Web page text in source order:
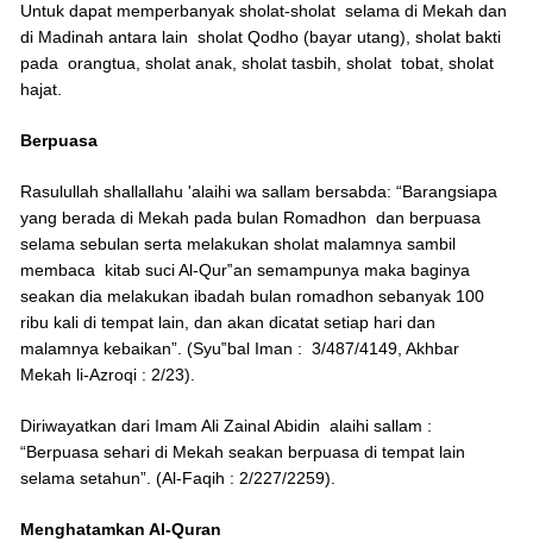
Untuk dapat memperbanyak sholat-sholat selama di Mekah dan
di Madinah antara lain sholat Qodho (bayar utang), sholat bakti
pada orangtua, sholat anak, sholat tasbih, sholat tobat, sholat
hajat.
Berpuasa
Rasulullah shallallahu 'alaihi wa sallam bersabda: “Barangsiapa
yang berada di Mekah pada bulan Romadhon dan berpuasa
selama sebulan serta melakukan sholat malamnya sambil
membaca kitab suci Al-Qur‟an semampunya maka baginya
seakan dia melakukan ibadah bulan romadhon sebanyak 100
ribu kali di tempat lain, dan akan dicatat setiap hari dan
malamnya kebaikan”. (Syu‟bal Iman : 3/487/4149, Akhbar
Mekah li-Azroqi : 2/23).
Diriwayatkan dari Imam Ali Zainal Abidin alaihi sallam :
“Berpuasa sehari di Mekah seakan berpuasa di tempat lain
selama setahun”. (Al-Faqih : 2/227/2259).
Menghatamkan Al-Quran